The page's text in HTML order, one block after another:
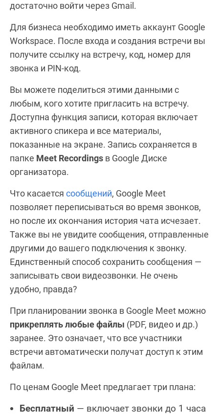
достаточно войти через Gmail.
Для бизнеса необходимо иметь аккаунт Google
Workspace. После входа и создания встречи вы
получите ссылку на встречу, код, номер для
звонка и PIN-код.
Вы можете поделиться этими данными с
любым, кого хотите пригласить на встречу.
Доступна функция записи, которая включает
активного спикера и все материалы,
показанные на экране. Запись сохраняется в
папке Meet Recordings в Google Диске
организатора.
Что касается сообщений, Google Meet
позволяет переписываться во время звонков,
но после их окончания история чата исчезает.
Также вы не увидите сообщения, отправленные
другими до вашего подключения к звонку.
Единственный способ сохранить сообщения —
записывать свои видеозвонки. Не очень
удобно, правда?
При планировании звонка в Google Meet можно
прикреплять любые файлы (PDF, видео и др.)
заранее. Это означает, что все участники
встречи автоматически получат доступ к этим
файлам.
По ценам Google Meet предлагает три плана:
Бесплатный — включает звонки до 1 часа